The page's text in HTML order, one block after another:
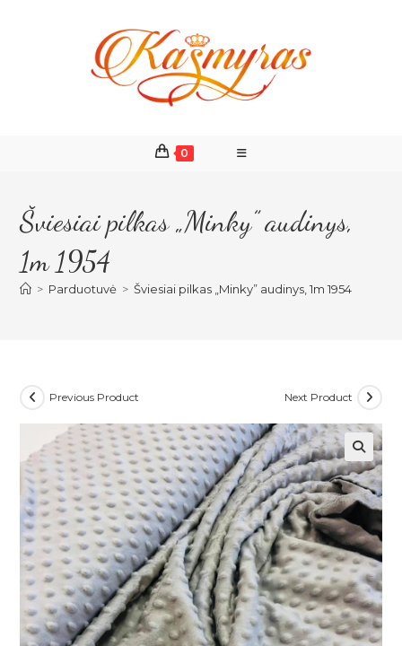
0
Šviesiai pilkas „Minky” audinys,
1m 1954
> Parduotuvė > Šviesiai pilkas „Minky” audinys, 1m 1954
Previous Product Next Product